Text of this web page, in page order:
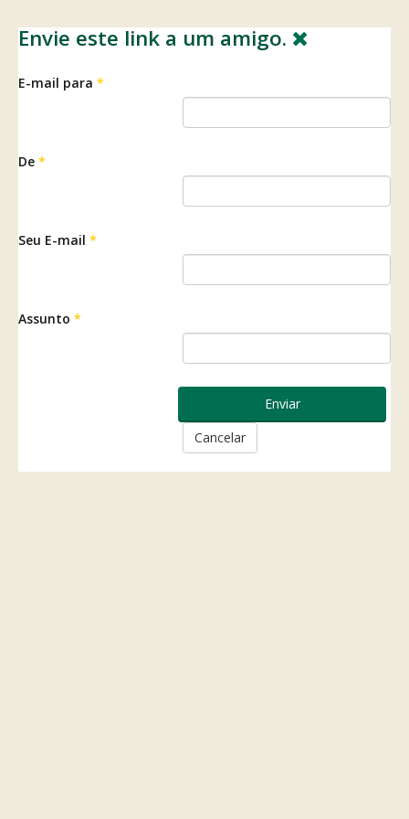
Envie este link a um amigo.
E-mail para *
De *
Seu E-mail *
Assunto *
Enviar
Cancelar